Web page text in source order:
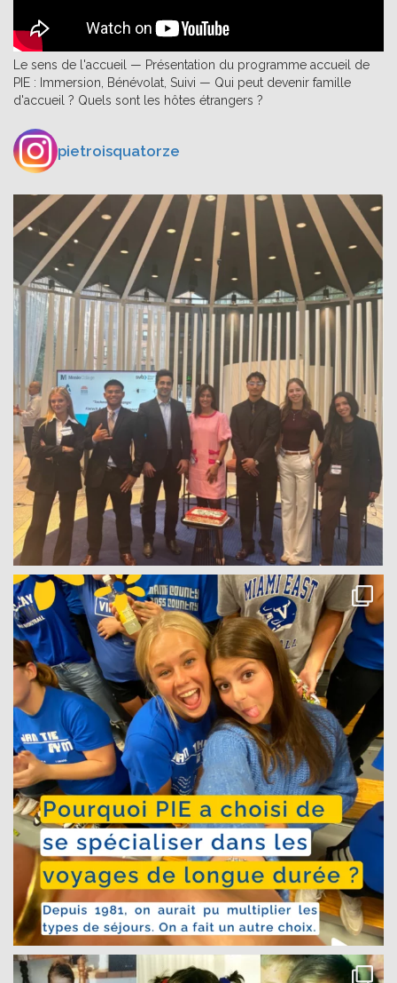
Le sens de l'accueil — Présentation du programme accueil de
PIE : Immersion, Bénévolat, Suivi — Qui peut devenir famille
d'accueil ? Quels sont les hôtes étrangers ?
pietroisquatorze